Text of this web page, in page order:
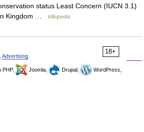
status Least Concern (IUCN 3.1)
Kingdom …
Wikipedia
18+
Advertising
PHP, Joomla, Drupal,
WordPress,